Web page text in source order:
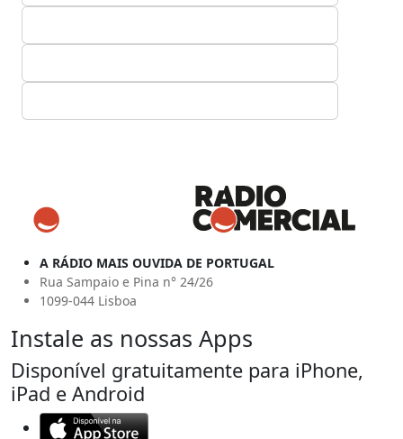
A RÁDIO MAIS OUVIDA DE PORTUGAL
Rua Sampaio e Pina n° 24/26
1099-044 Lisboa
Instale as nossas Apps
Disponível gratuitamente para iPhone,
iPad e Android